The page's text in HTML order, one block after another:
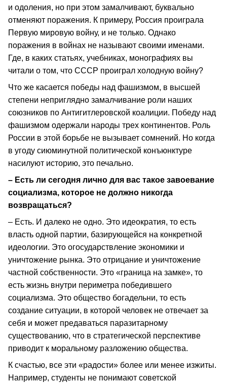
и одоления, но при этом замалчивают, буквально
отменяют поражения. К примеру, Россия проиграла
Первую мировую войну, и не только. Однако
поражения в войнах не называют своими именами.
Где, в каких статьях, учебниках, монографиях вы
читали о том, что СССР проиграл холодную войну?
Что же касается победы над фашизмом, в высшей
степени неприглядно замалчивание роли наших
союзников по Антигитлеровской коалиции. Победу над
фашизмом одержали народы трех континентов. Роль
России в этой борьбе не вызывает сомнений. Но когда
в угоду сиюминутной политической конъюнктуре
насилуют историю, это печально.
– Есть ли сегодня лично для вас такое завоевание
социализма, которое не должно никогда
возвращаться?
– Есть. И далеко не одно. Это идеократия, то есть
власть одной партии, базирующейся на конкретной
идеологии. Это огосударствление экономики и
уничтожение рынка. Это отрицание и уничтожение
частной собственности. Это «граница на замке», то
есть жизнь внутри периметра победившего
социализма. Это общество богадельни, то есть
создание ситуации, в которой человек не отвечает за
себя и может предаваться паразитарному
существованию, что в стратегической перспективе
приводит к моральному разложению общества.
К счастью, все эти «радости» более или менее изжиты.
Например, студенты не понимают советской